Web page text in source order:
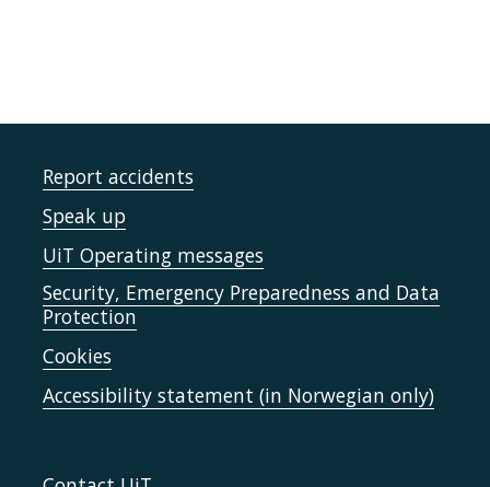
Report accidents
Speak up
UiT Operating messages
Security, Emergency Preparedness and Data
Protection
Cookies
Accessibility statement (in Norwegian only)